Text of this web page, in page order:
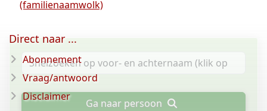
(familienaamwolk)
Ga naar persoon
Direct naar ...
Abonnement
Vraag/antwoord
Disclaimer